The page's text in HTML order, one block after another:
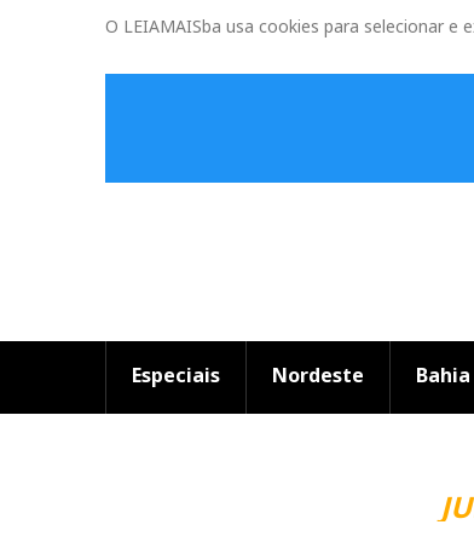
O LEIAMAISba usa cookies para selecionar e
Especiais Nordeste Bahia